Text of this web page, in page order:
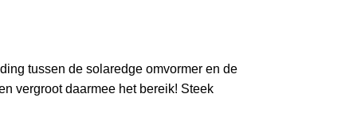
tussen de solaredge omvormer en de
vergroot daarmee het bereik! Steek